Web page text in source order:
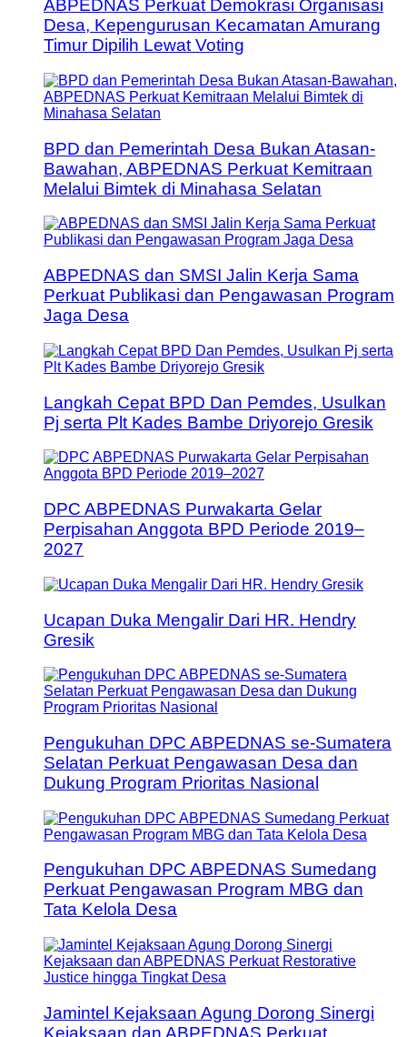
ABPEDNAS Perkuat Demokrasi Organisasi
Desa, Kepengurusan Kecamatan Amurang
Timur Dipilih Lewat Voting
BPD dan Pemerintah Desa Bukan Atasan-
Bawahan, ABPEDNAS Perkuat Kemitraan
Melalui Bimtek di Minahasa Selatan
ABPEDNAS dan SMSI Jalin Kerja Sama
Perkuat Publikasi dan Pengawasan Program
Jaga Desa
Langkah Cepat BPD Dan Pemdes, Usulkan
Pj serta Plt Kades Bambe Driyorejo Gresik
DPC ABPEDNAS Purwakarta Gelar
Perpisahan Anggota BPD Periode 2019–
2027
Ucapan Duka Mengalir Dari HR. Hendry
Gresik
Pengukuhan DPC ABPEDNAS se-Sumatera
Selatan Perkuat Pengawasan Desa dan
Dukung Program Prioritas Nasional
Pengukuhan DPC ABPEDNAS Sumedang
Perkuat Pengawasan Program MBG dan
Tata Kelola Desa
Jamintel Kejaksaan Agung Dorong Sinergi
Kejaksaan dan ABPEDNAS Perkuat